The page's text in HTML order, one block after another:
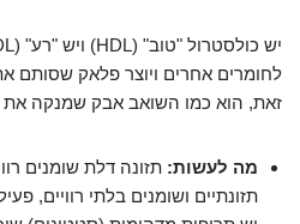
זאת, הוא כמו השואב אבק שמנקה את
מה לעשות: תזונה דלת שומנים
תזונתיים ושומנים בלתי רוויים,